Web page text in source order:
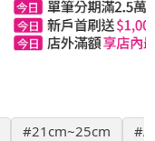
#21cm~25cm